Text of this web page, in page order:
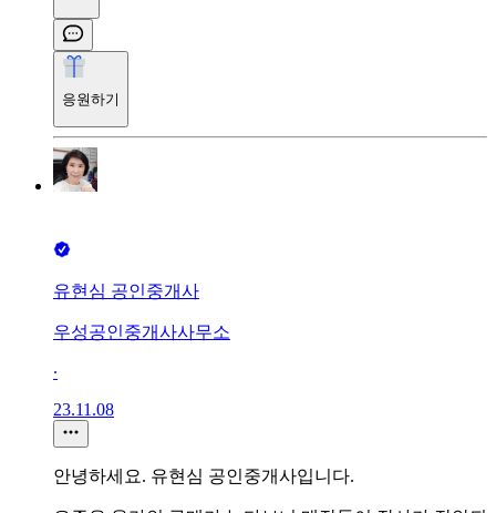
응원하기
유현심 공인중개사
우성공인중개사사무소
∙
23.11.08
안녕하세요. 유현심 공인중개사입니다.